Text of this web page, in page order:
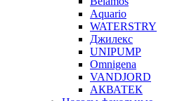
Aquario
WATERSTRY
Джилекс
UNIPUMP
Omnigena
VANDJORD
АКВАТЕК